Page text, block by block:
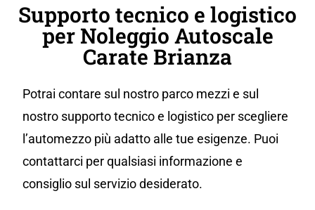
Supporto tecnico e logistico
per Noleggio Autoscale
Carate Brianza
Potrai contare sul nostro parco mezzi e sul
nostro supporto tecnico e logistico per scegliere
l’automezzo più adatto alle tue esigenze. Puoi
contattarci per qualsiasi informazione e
consiglio sul servizio desiderato.